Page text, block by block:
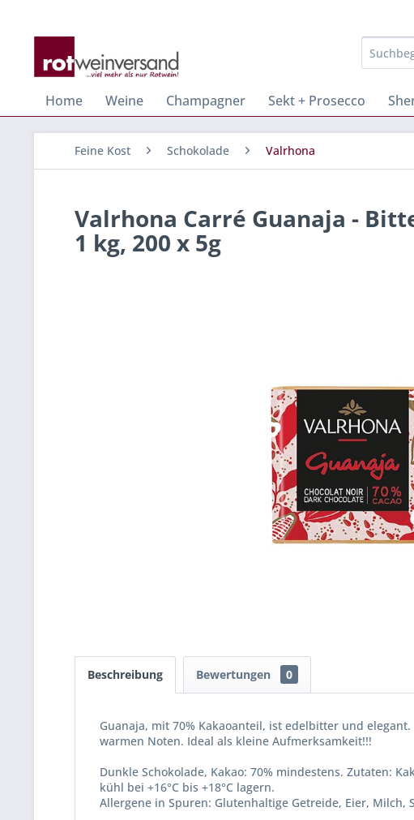
Home Weine Champagner Sekt + Prosecco
Feine Kost Schokolade Valrhona
Valrhona Carré Guanaja -
1 kg, 200 x 5g
Beschreibung Bewertungen 0
Guanaja, mit 70% Kakaoanteil, ist edelbitter und
warmen Noten. Ideal als kleine Aufmerksamkeit!!!
Dunkle Schokolade, Kakao: 70% mindestens. Zutaten:
kühl bei +16°C bis +18°C lagern.
Allergene in Spuren: Glutenhaltige Getreide, Eier, Milch,